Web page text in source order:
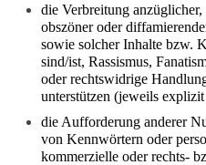
die Verbreitung anzüglicher,
obszöner oder
sowie solcher Inhalte bzw.
sind/ist, Rassismus,
oder rechtswidrige
unterstützen (jeweils
die Aufforderung anderer
von Kennwörtern oder
kommerzielle oder rechts-